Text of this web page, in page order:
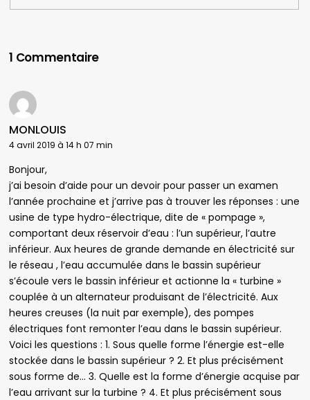
1 Commentaire
MONLOUIS
4 avril 2019 à 14 h 07 min
Bonjour,
j’ai besoin d’aide pour un devoir pour passer un examen
l’année prochaine et j’arrive pas à trouver les réponses : une
usine de type hydro-électrique, dite de « pompage »,
comportant deux réservoir d’eau : l’un supérieur, l’autre
inférieur. Aux heures de grande demande en électricité sur
le réseau , l’eau accumulée dans le bassin supérieur
s’écoule vers le bassin inférieur et actionne la « turbine »
couplée à un alternateur produisant de l’électricité. Aux
heures creuses (la nuit par exemple), des pompes
électriques font remonter l’eau dans le bassin supérieur.
Voici les questions : 1. Sous quelle forme l’énergie est-elle
stockée dans le bassin supérieur ? 2. Et plus précisément
sous forme de… 3. Quelle est la forme d’énergie acquise par
l’eau arrivant sur la turbine ? 4. Et plus précisément sous